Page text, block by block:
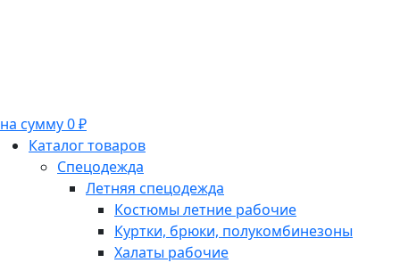
на сумму 0 ₽
Каталог товаров
Спецодежда
Летняя спецодежда
Костюмы летние рабочие
Куртки, брюки, полукомбинезоны
Халаты рабочие